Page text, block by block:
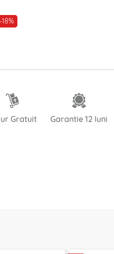
-18%
Gratuit Garantie 12 luni